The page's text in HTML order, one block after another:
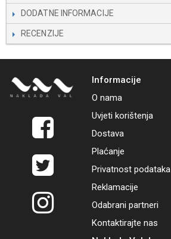
DODATNE INFORMACIJE
RECENZIJE
Informacije
O nama
Uvjeti korištenja
Dostava
Plaćanje
Privatnost podataka
Reklamacije
Odabrani partneri
Kontaktirajte nas